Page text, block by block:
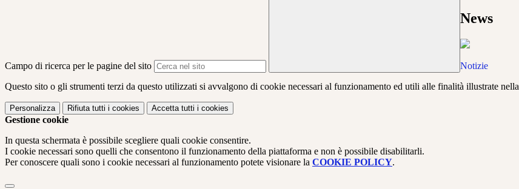
Campo di ricerca per le pagine del sito
News
Notizie
Questo sito o gli strumenti terzi da questo utilizzati si avvalgono di cookie necessari al funzionamento ed utili alle finalità illustrate nella
Personalizza Rifiuta tutti i cookies Accetta tutti i cookies
Gestione cookie
In questa schermata è possibile scegliere quali cookie consentire.
I cookie necessari sono quelli che consentono il funzionamento della piattaforma e non è possibile disabilitarli.
Per conoscere quali sono i cookie necessari al funzionamento potete visionare la COOKIE POLICY.